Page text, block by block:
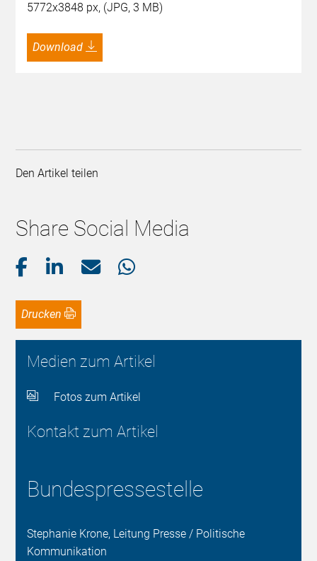
5772x3848 px, (JPG, 3 MB)
Download
Den Artikel teilen
Share Social Media
Drucken
Medien zum Artikel
Fotos zum Artikel
Kontakt zum Artikel
Bundespressestelle
Stephanie Krone, Leitung Presse / Politische
Kommunikation